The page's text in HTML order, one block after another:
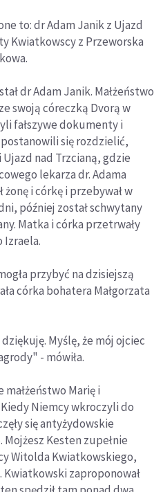
to: dr Adam Janik z Ujazd
Kwiatkowscy z Przeworska
dr Adam Janik. Małżeństwo
swoją córeczką Dvorą w
fałszywe dokumenty i
się rozdzielić,
nad Trzcianą, gdzie
lekarza dr. Adama
żonę i córkę i przebywał w
później został schwytany
Matka i córka przetrwały
Izraela.
przybyć na dzisiejszą
córka bohatera Małgorzata
Myślę, że mój ojciec
- mówiła.
Marię i
Niemcy wkroczyli do
się antyżydowskie
Kesten zupełnie
Witolda Kwiatkowskiego,
Kwiatkowski zaproponował